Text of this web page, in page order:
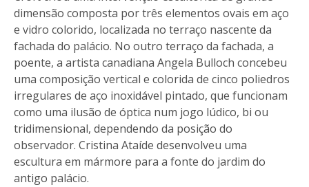
dimensão composta por três elementos ovais em aço
e vidro colorido, localizada no terraço nascente da
fachada do palácio. No outro terraço da fachada, a
poente, a artista canadiana Angela Bulloch concebeu
uma composição vertical e colorida de cinco poliedros
irregulares de aço inoxidável pintado, que funcionam
como uma ilusão de óptica num jogo lúdico, bi ou
tridimensional, dependendo da posição do
observador. Cristina Ataíde desenvolveu uma
escultura em mármore para a fonte do jardim do
antigo palácio.